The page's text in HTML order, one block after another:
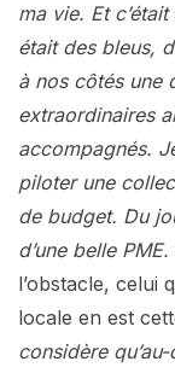
ma vie. Et
était des bleus,
à nos côtés une
extraordinaires
accompagnés.
piloter une
de budget. Du
d’une belle PME.
l’obstacle, celui
locale en est
considère